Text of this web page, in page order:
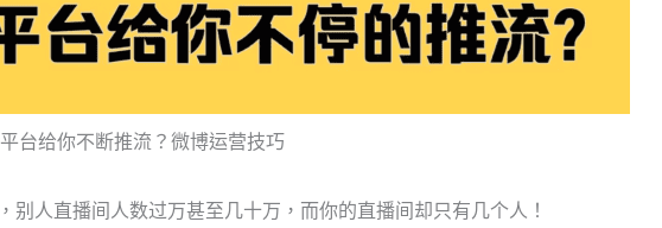
台给你不断推流？微博运营技巧
别人直播间人数过万甚至几十万，而你的直播间却只有几个人！